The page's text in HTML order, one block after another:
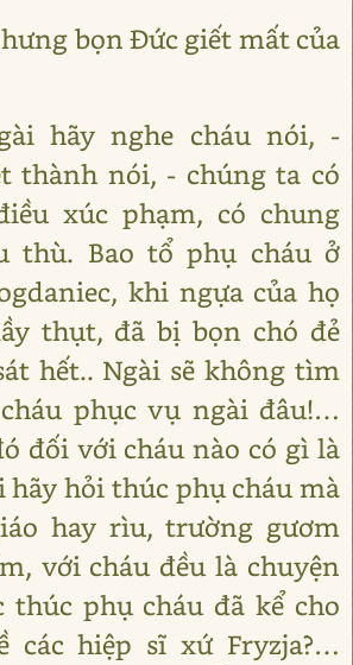
bọn Đức giết mất của
hãy nghe cháu nói, -
thành nói, - chúng ta có
xúc phạm, có chung
thù. Bao tổ phụ cháu ở
khi ngựa của họ
thụt, đã bị bọn chó đẻ
hết.. Ngài sẽ không tìm
phục vụ ngài đâu!…
đối với cháu nào có gì là
hỏi thúc phụ cháu mà
hay rìu, trường gươm
với cháu đều là chuyện
thúc phụ cháu đã kể cho
các hiệp sĩ xứ Fryzja?…